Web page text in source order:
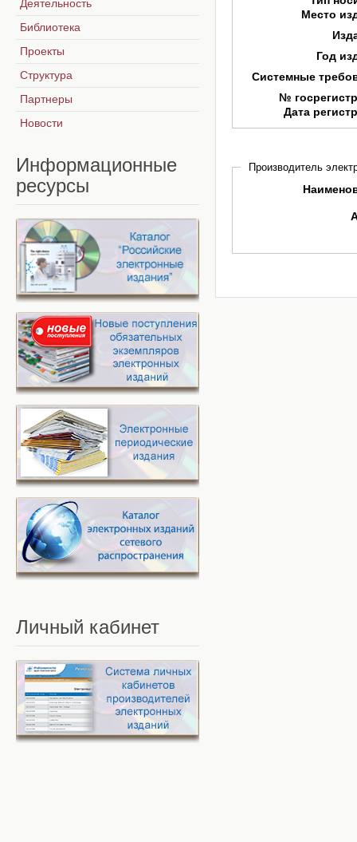
Место
Год
Системные
№
Дата
Производитель
Деятельность
Библиотека
Проекты
Структура
Партнеры
Новости
Информационные
ресурсы
Личный кабинет